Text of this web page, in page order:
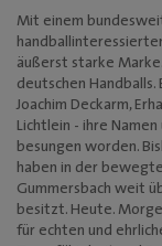
Mit einem
äußerst starke
deutschen Handballs.
Joachim Deckarm,
Lichtlein - ihre
besungen worden.
haben in der
Gummersbach weit
besitzt. Heute.
für echten und